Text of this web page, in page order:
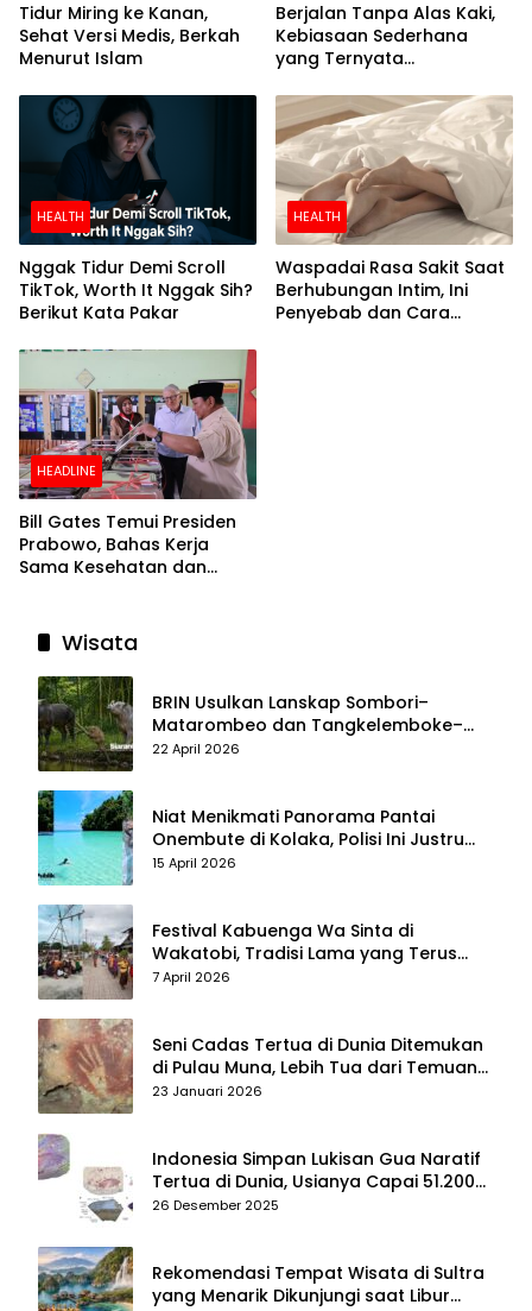
Tidur Miring ke Kanan,
Sehat Versi Medis, Berkah
Menurut Islam
Berjalan Tanpa Alas Kaki,
Kebiasaan Sederhana
yang Ternyata
HEALTH
Nggak Tidur Demi Scroll
TikTok, Worth It Nggak Sih?
Berikut Kata Pakar
HEALTH
Waspadai Rasa Sakit Saat
Berhubungan Intim, Ini
Penyebab dan Cara
HEADLINE
Bill Gates Temui Presiden
Prabowo, Bahas Kerja
Sama Kesehatan dan
Wisata
BRIN Usulkan Lanskap Sombori–
Matarombeo dan Tangkelemboke–
Mekongga di Sulawesi Tenggara Jadi
22 April 2026
Niat Menikmati Panorama Pantai
Onembute di Kolaka, Polisi Ini Justru
Berakhir Membersihkan Sampah
15 April 2026
Festival Kabuenga Wa Sinta di
Wakatobi, Tradisi Lama yang Terus
Hidup dan Jadi Daya Tarik Wisata
7 April 2026
Seni Cadas Tertua di Dunia Ditemukan
di Pulau Muna, Lebih Tua dari Temuan
di Maros–Pangkep
23 Januari 2026
Indonesia Simpan Lukisan Gua Naratif
Tertua di Dunia, Usianya Capai 51.200
Tahun
26 Desember 2025
Rekomendasi Tempat Wisata di Sultra
yang Menarik Dikunjungi saat Libur